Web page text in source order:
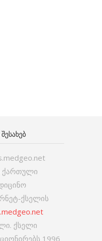
ქართული
ქსელის
ქსელი
1996